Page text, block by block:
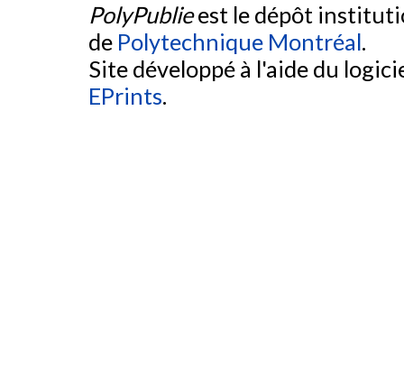
PolyPublieest le dépôt
de Polytechnique Montréal.
Site développé à l'aide du
EPrints.